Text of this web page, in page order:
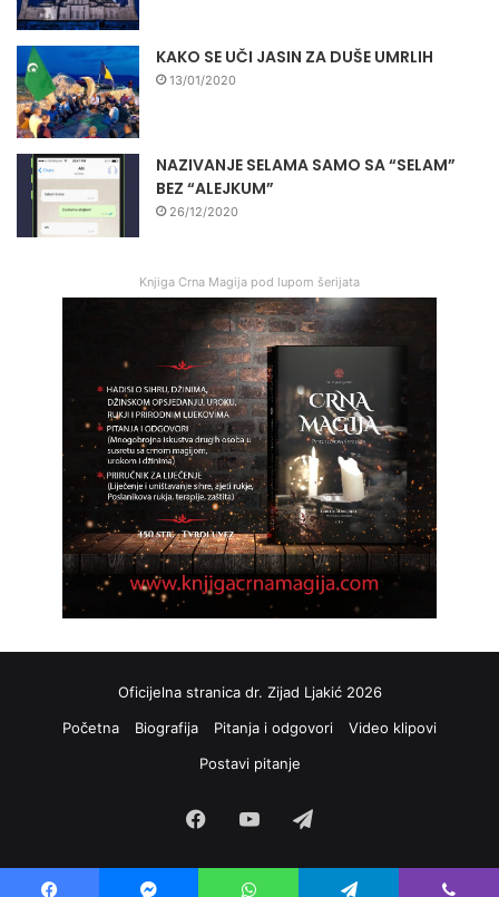
KAKO SE UČI JASIN ZA DUŠE UMRLIH
13/01/2020
NAZIVANJE SELAMA SAMO SA “SELAM”
BEZ “ALEJKUM”
26/12/2020
Knjiga Crna Magija pod lupom šerijata
Oficijelna stranica dr. Zijad Ljakić 2026
Početna
Biografija Pitanja i odgovori
Video klipovi
Postavi pitanje
FacebookYouTube